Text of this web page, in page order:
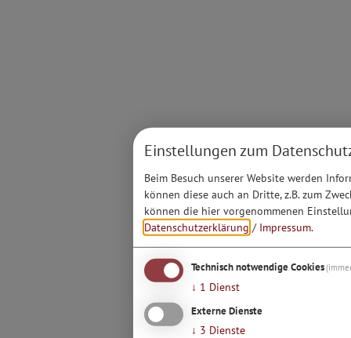
Einstellungen zum
Beim Besuch unserer Website werden
können diese auch an Dritte, z.B. zum
können die hier vorgenommenen
Datenschutzerklärung / Impressum.
Technisch notwendige Cookies
↓ 1 Dienst
Externe Dienste
↓ 3 Dienste